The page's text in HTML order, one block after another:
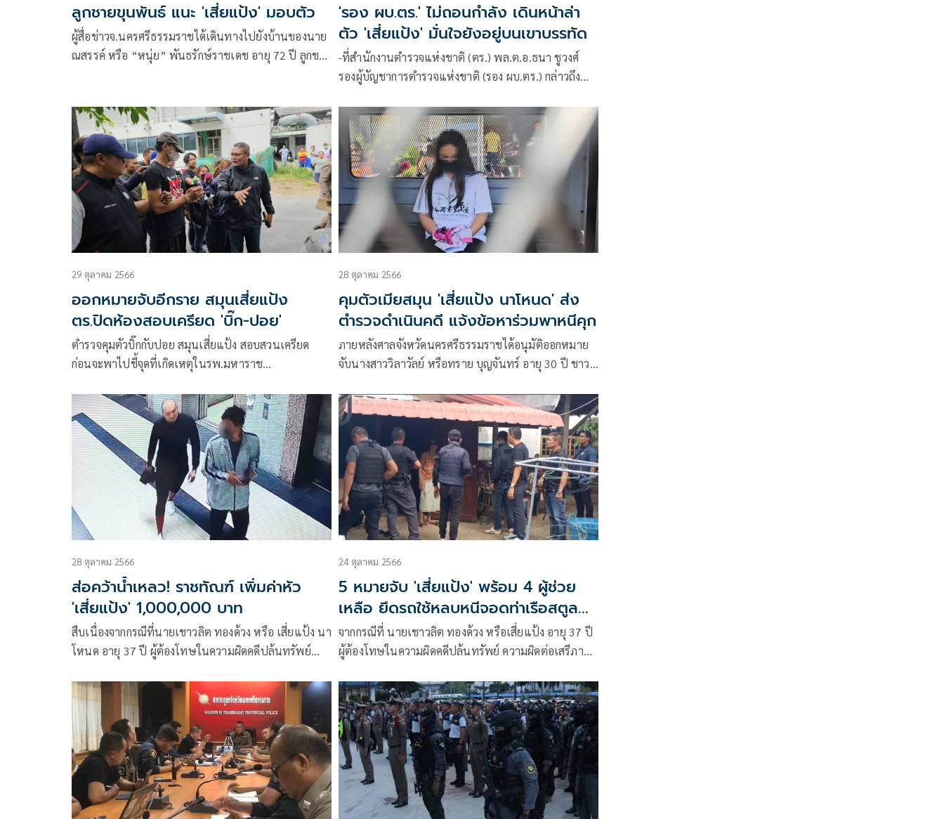
ลูกชายขุนพันธ์ แนะ 'เสี่ยแป้ง' มอบตัว
ผู้สื่อข่าวจ.นครศรีธรรมราชได้เดินทางไปยังบ้านของนาย
ณสรรค์ หรือ “หนุ่ย” พันธรักษ์ราชเดช อายุ 72 ปี ลูกชาย
'รอง ผบ.ตร.' ไม่ถอนกำลัง เดินหน้าล่า
ตัว 'เสี่ยแป้ง' มั่นใจยังอยู่บนเขาบรรทัด
-ที่สำนักงานตำรวจแห่งชาติ (ตร.) พล.ต.อ.ธนา ชูวงศ์
รองผู้บัญชาการตำรวจแห่งชาติ (รอง ผบ.ตร.) กล่าวถึง
29 ตุลาคม 2566
ออกหมายจับอีกราย สมุนเสี่ยแป้ง
ตร.ปิดห้องสอบเครียด 'บิ๊ก-ปอย'
ตำรวจคุมตัวบิ๊กกับปอย สมุนเสี่ยแป้ง สอบสวนเครียด
ก่อนจะพาไปชี้จุดที่เกิดเหตุในรพ.มหาราช
ราย
28 ตุลาคม 2566
คุมตัวเมียสมุน 'เสี่ยแป้ง นาโหนด' ส่ง
ตำรวจดำเนินคดี แจ้งข้อหาร่วมพาหนีคุก
ภายหลังศาลจังหวัดนครศรีธรรมราชได้อนุมัติออกหมาย
จับนางสาววิลาวัลย์ หรือทราย บุญจันทร์ อายุ 30 ปี ชาว
ของ”บิ๊ก”นายจักรี แป้นน้อย 1 ใน 6
28 ตุลาคม 2566
ส่อคว้าน้ำเหลว! ราชทัณฑ์ เพิ่มค่าหัว
'เสี่ยแป้ง' 1,000,000 บาท
สืบเนื่องจากกรณีที่นายเชาวลิต ทองด้วง หรือ เสี่ยแป้ง นา
โหนด อายุ 37 ปี ผู้ต้องโทษในความผิดคดีปล้นทรัพย์
24 ตุลาคม 2566
5 หมายจับ 'เสี่ยแป้ง' พร้อม 4 ผู้ช่วย
เหลือ ยึดรถใช้หลบหนีจอดท่าเรือสตูล
คาดหนีเข้าประเทศเพื่อนบ้าน
จากกรณีที่ นายเชาวลิต ทองด้วง หรือเสี่ยแป้ง อายุ 37 ปี
ผู้ต้องโทษในความผิดคดีปล้นทรัพย์ ความผิดต่อเสรีภาพ